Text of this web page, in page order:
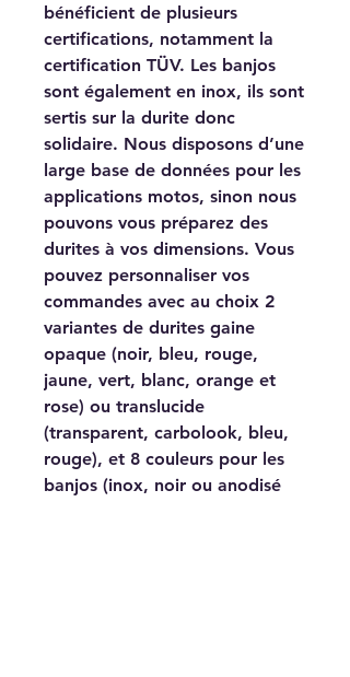
bénéficient de plusieurs
certifications, notamment la
certification TÜV. Les banjos
sont également en inox, ils sont
sertis sur la durite donc
solidaire. Nous disposons d’une
large base de données pour les
applications motos, sinon nous
pouvons vous préparez des
durites à vos dimensions. Vous
pouvez personnaliser vos
commandes avec au choix 2
variantes de durites gaine
opaque (noir, bleu, rouge,
jaune, vert, blanc, orange et
rose) ou translucide
(transparent, carbolook, bleu,
rouge), et 8 couleurs pour les
banjos (inox, noir ou anodisé